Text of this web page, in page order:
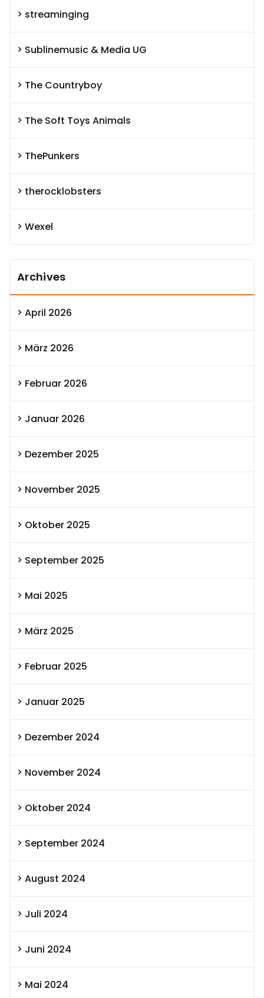
streaminging
Sublinemusic & Media UG
The Countryboy
The Soft Toys Animals
ThePunkers
therocklobsters
Wexel
Archives
April 2026
März 2026
Februar 2026
Januar 2026
Dezember 2025
November 2025
Oktober 2025
September 2025
Mai 2025
März 2025
Februar 2025
Januar 2025
Dezember 2024
November 2024
Oktober 2024
September 2024
August 2024
Juli 2024
Juni 2024
Mai 2024